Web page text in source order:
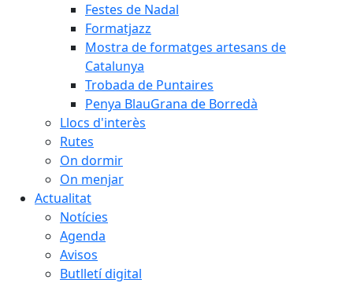
Festes de Nadal
Formatjazz
Mostra de formatges artesans de
Catalunya
Trobada de Puntaires
Penya BlauGrana de Borredà
Llocs d'interès
Rutes
On dormir
On menjar
Actualitat
Notícies
Agenda
Avisos
Butlletí digital